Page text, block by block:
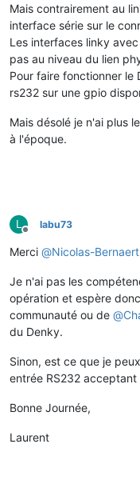
Mais contrairement au
interface série sur le
Les interfaces linky
pas au niveau du lien
Pour faire fonctionner
rs232 sur une gpio
Mais désolé je n'ai plus
à l'époque.
L
Offline
labu73
Merci @Nicolas-
Je n'ai pas les
opération et espère
communauté ou de @
du Denky.
Sinon, est ce que je
entrée RS232 acceptant
Bonne Journée,
Laurent